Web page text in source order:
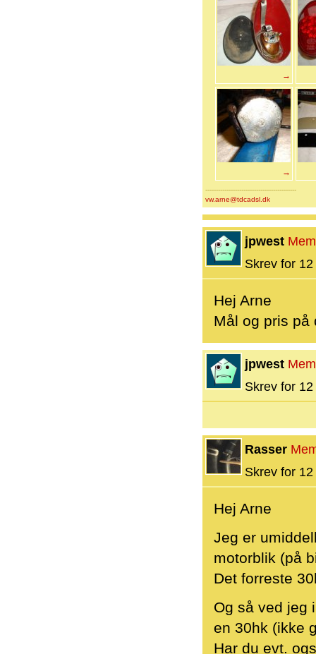
→
→
-------------------------------------------
vw.arne@tdcadsl.dk
jpwest
Skrev for
Hej Arne
Mål og pris på
jpwest
Skrev for
Rasser
Skrev for
Hej Arne
Jeg er
motorblik (på
Det forreste
Og så ved jeg
en 30hk (ikke
Har du evt.